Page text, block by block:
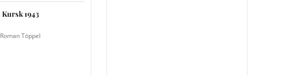
Kursk 1943
Roman Töppel